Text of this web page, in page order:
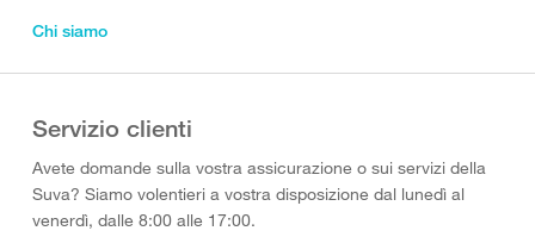
Chi siamo
Servizio clienti
Avete domande sulla vostra assicurazione o sui servizi della
Suva? Siamo volentieri a vostra disposizione dal lunedì al
venerdì, dalle 8:00 alle 17:00.